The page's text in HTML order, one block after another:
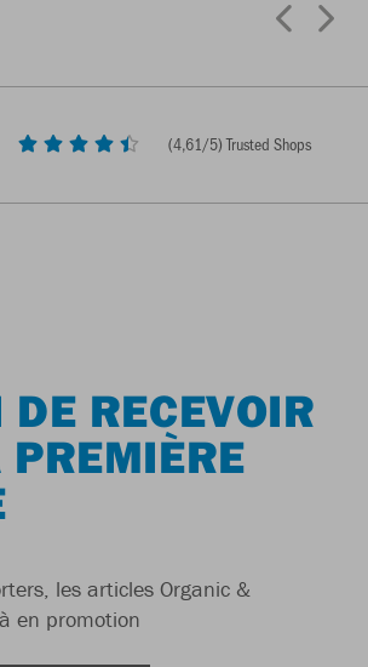
(4,61/5) Trusted Shops
DE RECEVOIR
les articles Organic &
en promotion